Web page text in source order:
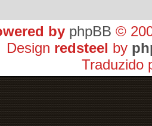
by phpBB ©
Design redsteel by
Traduzido